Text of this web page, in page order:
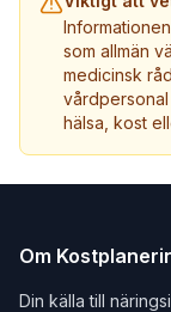
som allmän
medicinsk
hälsa, kost
Om
Din källa till